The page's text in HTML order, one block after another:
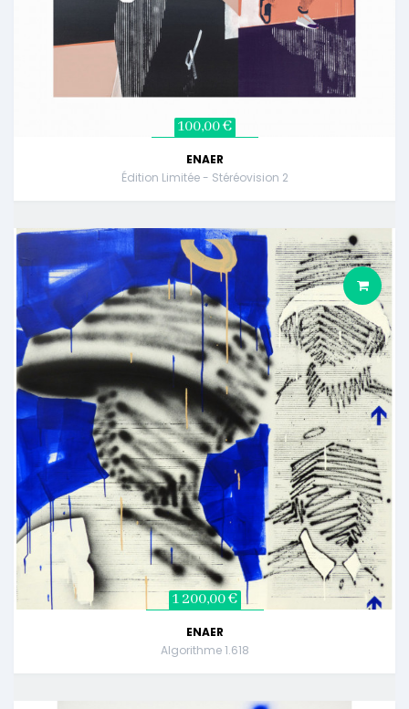
100,00 €
ENAER
Édition Limitée - Stéréovision 2
1 200,00 €
ENAER
Algorithme 1.618